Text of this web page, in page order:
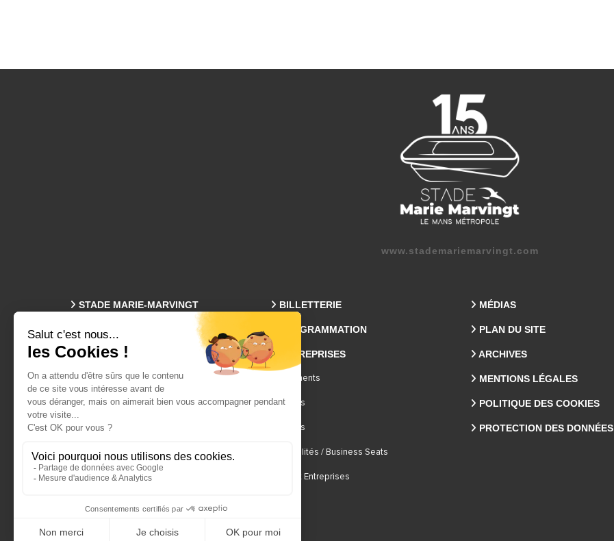
www.stademariemarvingt.com
STADE MARIE-MARVINGT
Accès & Parkings
Visites
Infos Pratiques
Facebook
Twitter-X
BILLETTERIE
PROGRAMMATION
ENTREPRISES
Événements
Espaces
Services
Hospitalités / Business Seats
Contact Entreprises
MÉDIAS
PLAN DU SITE
ARCHIVES
MENTIONS LÉGALES
POLITIQUE DES COOKIES
PROTECTION DES DONNÉES